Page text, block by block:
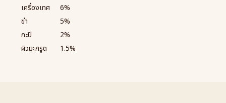
เครื่องเทศ
6%
ข่า
5%
กะปิ
2%
ผิวมะกรูด
1.5%